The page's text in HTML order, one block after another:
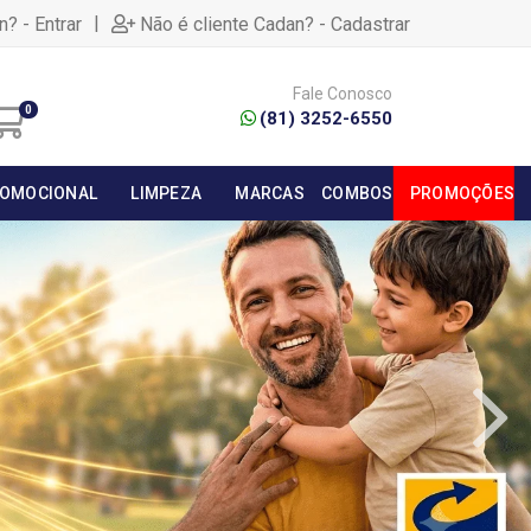
- Entrar | Não é cliente Cadan? - Cadastrar
0
Fale Conosco
(81) 3252-6550
LIMPEZA MARCAS COMBOS PROMOÇÕES